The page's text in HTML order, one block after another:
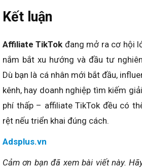
Kết luận
Affiliate TikTok đang mở ra cơ hội
nắm bắt xu hướng và đầu tư
Dù bạn là cá nhân mới bắt đầu,
kênh, hay doanh nghiệp tìm kiếm
phí thấp – affiliate TikTok đều có
rệt nếu triển khai đúng cách.
Adsplus.vn
Cảm ơn bạn đã xem bài viết này.